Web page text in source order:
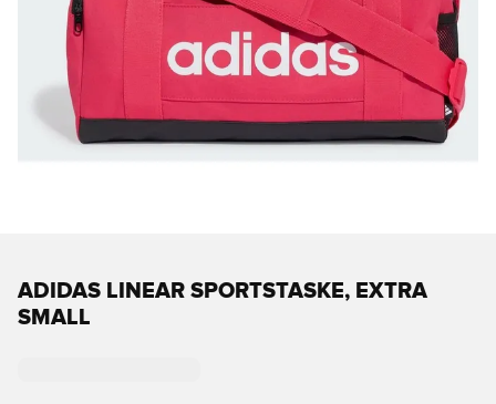
ADIDAS LINEAR SPORTSTASKE, EXTRA
SMALL